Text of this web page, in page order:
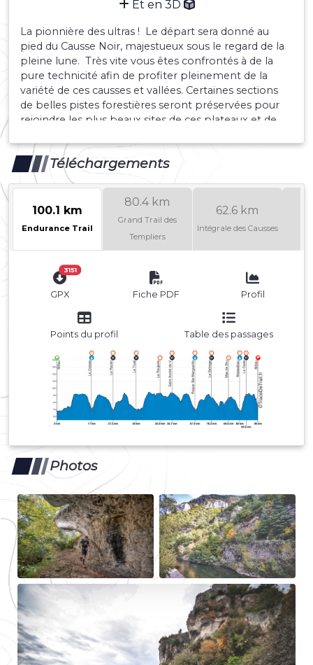
Et en 3D
La pionnière des ultras ! Le départ sera donné au
pied du Causse Noir, majestueux sous le regard de la
pleine lune. Très vite vous êtes confrontés à de la
pure technicité afin de profiter pleinement de la
variété de ces causses et vallées. Certaines sections
de belles pistes forestières seront préservées pour
rejoindre les plus beaux sites de ces plateaux et de
Téléchargements
100.1 km
Endurance Trail
80.4 km
Grand Trail des
Templiers
62.6 km
Intégrale des Causses
3151
GPX Fiche PDF Profil
Points du profil Table des passages
Photos